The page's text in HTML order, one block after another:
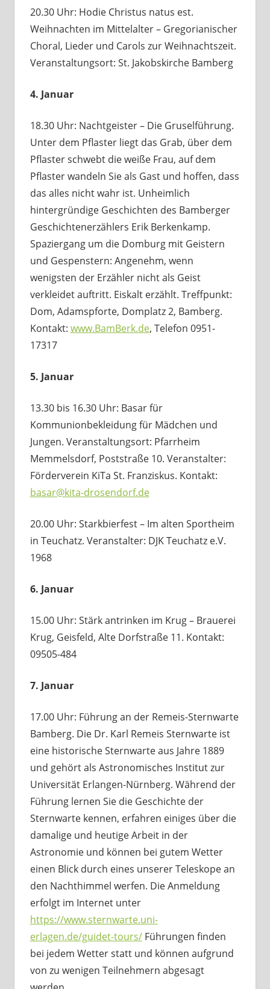
20.30 Uhr: Hodie Christus natus est.
Weihnachten im Mittelalter – Gregorianischer
Choral, Lieder und Carols zur Weihnachtszeit.
Veranstaltungsort: St. Jakobskirche Bamberg
4. Januar
18.30 Uhr: Nachtgeister – Die Gruselführung.
Unter dem Pflaster liegt das Grab, über dem
Pflaster schwebt die weiße Frau, auf dem
Pflaster wandeln Sie als Gast und hoffen, dass
das alles nicht wahr ist. Unheimlich
hintergründige Geschichten des Bamberger
Geschichtenerzählers Erik Berkenkamp.
Spaziergang um die Domburg mit Geistern
und Gespenstern: Angenehm, wenn
wenigsten der Erzähler nicht als Geist
verkleidet auftritt. Eiskalt erzählt. Treffpunkt:
Dom, Adamspforte, Domplatz 2, Bamberg.
Kontakt: www.BamBerk.de, Telefon 0951-
17317
5. Januar
13.30 bis 16.30 Uhr: Basar für
Kommunionbekleidung für Mädchen und
Jungen. Veranstaltungsort: Pfarrheim
Memmelsdorf, Poststraße 10. Veranstalter:
Förderverein KiTa St. Franziskus. Kontakt:
basar@kita-drosendorf.de
20.00 Uhr: Starkbierfest – Im alten Sportheim
in Teuchatz. Veranstalter: DJK Teuchatz e.V.
1968
6. Januar
15.00 Uhr: Stärk antrinken im Krug – Brauerei
Krug, Geisfeld, Alte Dorfstraße 11. Kontakt:
09505-484
7. Januar
17.00 Uhr: Führung an der Remeis-Sternwarte
Bamberg. Die Dr. Karl Remeis Sternwarte ist
eine historische Sternwarte aus Jahre 1889
und gehört als Astronomisches Institut zur
Universität Erlangen-Nürnberg. Während der
Führung lernen Sie die Geschichte der
Sternwarte kennen, erfahren einiges über die
damalige und heutige Arbeit in der
Astronomie und können bei gutem Wetter
einen Blick durch eines unserer Teleskope an
den Nachthimmel werfen. Die Anmeldung
erfolgt im Internet unter
https://www.sternwarte.uni-
erlagen.de/guidet-tours/Führungen finden
bei jedem Wetter statt und können aufgrund
von zu wenigen Teilnehmern abgesagt